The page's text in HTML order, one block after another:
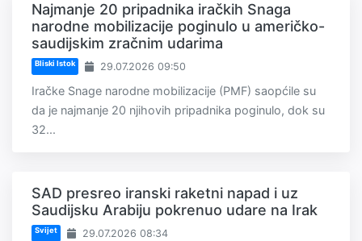
Najmanje 20 pripadnika iračkih Snaga
narodne mobilizacije poginulo u američko-
saudijskim zračnim udarima
Bliski Istok 29.07.2026 09:50
Iračke Snage narodne mobilizacije (PMF) saopćile su
da je najmanje 20 njihovih pripadnika poginulo, dok su
32...
SAD presreo iranski raketni napad i uz
Saudijsku Arabiju pokrenuo udare na Irak
Svijet 29.07.2026 08:34